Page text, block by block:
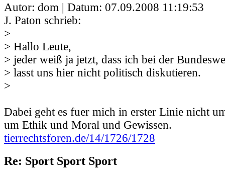
Autor: dom | Datum: 07.09.2008 11:19:53
J. Paton schrieb:
>
> Hallo Leute,
> jeder weiß ja jetzt, dass ich bei der
> lasst uns hier nicht politisch diskutieren.
>
Dabei geht es fuer mich in erster Linie nicht
um Ethik und Moral und Gewissen.
tierrechtsforen.de/14/1726/1728
Re: Sport Sport Sport